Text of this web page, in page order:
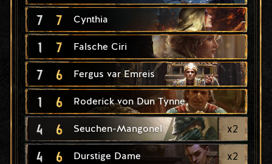
7 7 Cynthia
1 7 Falsche Ciri
7 6 Fergus var Emreis
1 6 Roderick von Dun Tynne
4 6 Seuchen-Mangonel x2
4 6 Durstige Dame x2